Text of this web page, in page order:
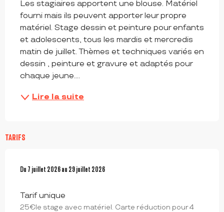
Les stagiaires apportent une blouse. Matériel
fourni mais ils peuvent apporter leur propre
matériel. Stage dessin et peinture pour enfants
et adolescents, tous les mardis et mercredis
matin de juillet. Thèmes et techniques variés en
dessin , peinture et gravure et adaptés pour
chaque jeune....
Lire la suite
TARIFS
Du 7 juillet 2026au 29 juillet 2026
Du 7 juillet 2026au 29 juillet 2026
Tarif unique
25€le stage avec matériel. Carte réduction pour 4